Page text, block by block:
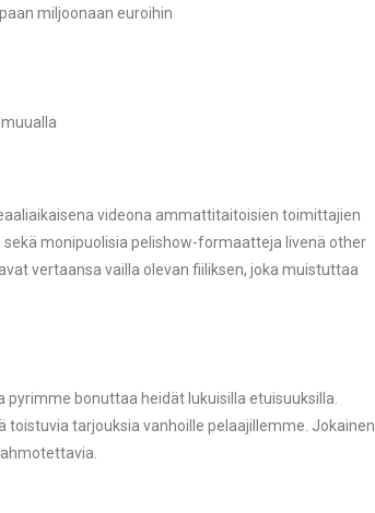
miljoonaan euroihin
videona ammattitaitoisien toimittajien
monipuolisia pelishow-formaatteja livenä other
vertaansa vailla olevan fiiliksen, joka muistuttaa
bonuttaa heidät lukuisilla etuisuuksilla.
tarjouksia vanhoille pelaajillemme. Jokainen